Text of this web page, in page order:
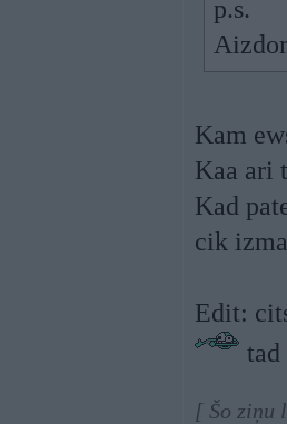
p.s.
Kam
Kaa ari
Kad
cik
Edit:
[ Šo ziņu